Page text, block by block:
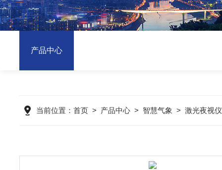
产品中心
当前位置： 首页 > 产品中心 > 智慧气象 > 激光夜视仪